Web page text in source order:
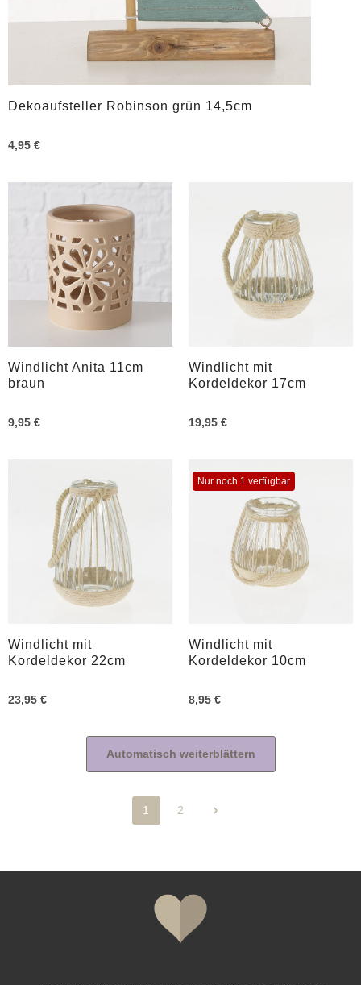
Dekoaufsteller Robinson grün 14,5cm
4,95 €
Windlicht Anita 11cm
braun
9,95 €
Windlicht mit
Kordeldekor 17cm
19,95 €
Windlicht mit
Kordeldekor 22cm
23,95 €
Nur noch 1 verfügbar
Windlicht mit
Kordeldekor 10cm
8,95 €
Automatisch weiterblättern
Seite
1
Seite
2